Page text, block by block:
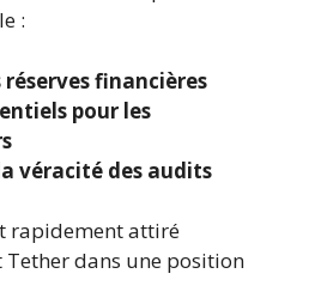
:
réserves financières
pour les
véracité des audits
rapidement attiré
dans une position